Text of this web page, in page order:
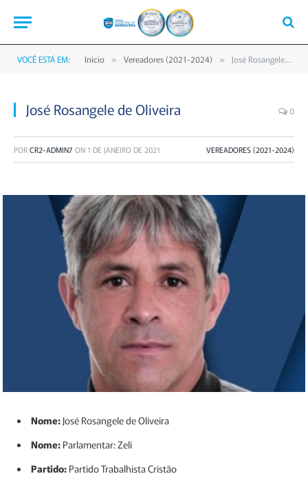
VOCÊ ESTÁ EM: Início » Vereadores (2021-2024) » José Rosangele de Oliveira
José Rosangele de Oliveira 0
PORCR2-ADMIN7 ON 1 DE JANEIRO DE 2021 VEREADORES (2021-2024)
Nome: José Rosangele de Oliveira
Nome: Parlamentar: Zeli
Partido: Partido Trabalhista Cristão